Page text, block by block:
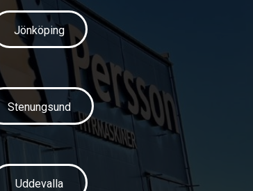
Jönköping
Stenungsund
Uddevalla